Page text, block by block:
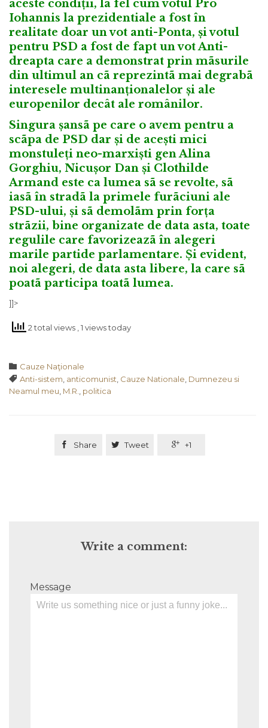
aceste condiții, la fel cum votul Pro
Iohannis la prezidentiale a fost în
realitate doar un vot anti-Ponta, și votul
pentru PSD a fost de fapt un vot Anti-
dreapta care a demonstrat prin mãsurile
din ultimul an cã reprezintã mai degrabã
interesele multinanționalelor și ale
europenilor decât ale românilor.
Singura șansã pe care o avem pentru a
scãpa de PSD dar și de acești mici
monstuleți neo-marxiști gen Alina
Gorghiu, Nicușor Dan și Clothilde
Armand este ca lumea sã se revolte, sã
iasã în stradã la primele furãciuni ale
PSD-ului, și sã demolãm prin forța
strãzii, bine organizate de data asta, toate
regulile care favorizeazã în alegeri
marile partide parlamentare. Și evident,
noi alegeri, de data asta libere, la care sã
poatã participa toatã lumea.
]]>
2 total views , 1 views today
 Category
Cauze Naţionale
 Tags
Anti-sistem anticomunist Cauze Nationale Dumnezeu si
Neamul meu M.R. politica
 Share  Tweet  +1
Write a comment:
Message